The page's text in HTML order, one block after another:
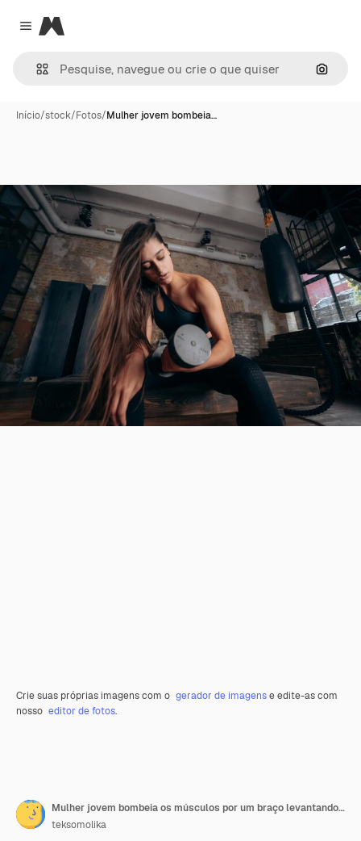
Close menu
Magnific
Início/stock/Fotos/Mulher jovem bombeia…
Crie suas próprias imagens com o gerador de imagense edite-as com
nosso editor de fotos.
Mulher jovem bombeia os músculos por um braço levantando dumbbell
teksomolika